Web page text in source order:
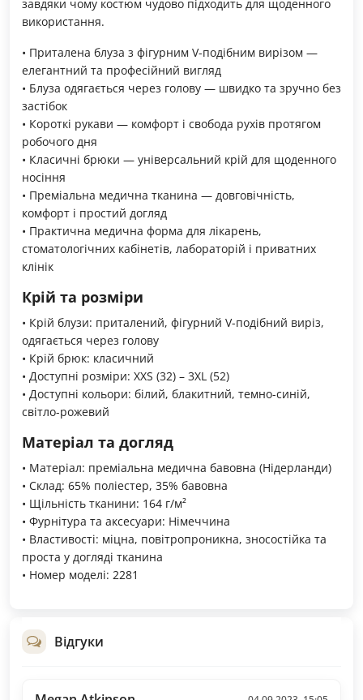
завдяки чому костюм чудово підходить для щоденного
використання.
• Приталена блуза з фігурним V-подібним вирізом —
елегантний та професійний вигляд
• Блуза одягається через голову — швидко та зручно без
застібок
• Короткі рукави — комфорт і свобода рухів протягом
робочого дня
• Класичні брюки — універсальний крій для щоденного
носіння
• Преміальна медична тканина — довговічність,
комфорт і простий догляд
• Практична медична форма для лікарень,
стоматологічних кабінетів, лабораторій і приватних
клінік
Крій та розміри
• Крій блузи: приталений, фігурний V-подібний виріз,
одягається через голову
• Крій брюк: класичний
• Доступні розміри: XXS (32) – 3XL (52)
• Доступні кольори: білий, блакитний, темно-синій,
світло-рожевий
Матеріал та догляд
• Матеріал: преміальна медична бавовна (Нідерланди)
• Склад: 65% поліестер, 35% бавовна
• Щільність тканини: 164 г/м²
• Фурнітура та аксесуари: Німеччина
• Властивості: міцна, повітропроникна, зносостійка та
проста у догляді тканина
• Номер моделі: 2281
Відгуки